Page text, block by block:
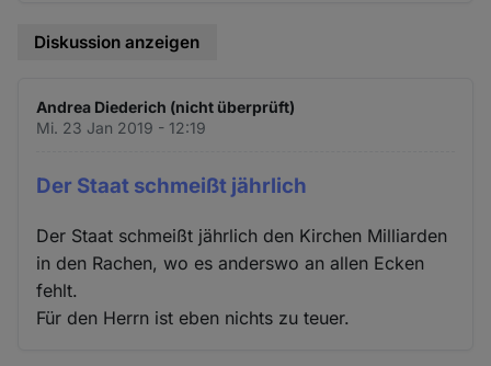
Diskussion anzeigen
Andrea Diederich (nicht überprüft)
Mi. 23 Jan 2019 - 12:19
Der Staat schmeißt jährlich
Der Staat schmeißt jährlich den Kirchen Milliarden
in den Rachen, wo es anderswo an allen Ecken
fehlt.
Für den Herrn ist eben nichts zu teuer.